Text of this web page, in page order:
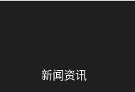
新闻资讯